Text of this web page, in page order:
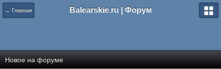
← Главная Balearskie.ru | Форум
Новое на форуме